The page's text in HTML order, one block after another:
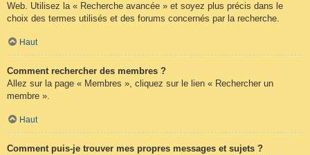
Web. Utilisez la « Recherche avancée » et soyez plus précis dans le
choix des termes utilisés et des forums concernés par la recherche.
Haut
Comment rechercher des membres ?
Allez sur la page « Membres », cliquez sur le lien « Rechercher un
membre ».
Haut
Comment puis-je trouver mes propres messages et sujets ?